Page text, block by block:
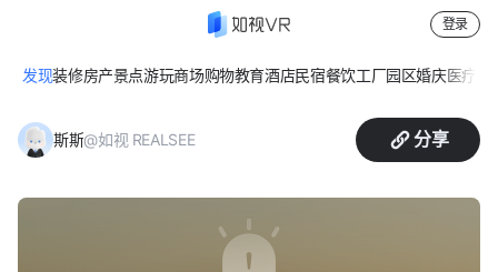
登录
发现装修房产景点游玩商场购物教育酒店民宿餐饮工厂园区婚庆医疗
邹平博物馆
斯斯@如视 REALSEE 分享